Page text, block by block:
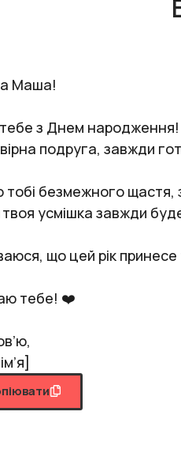
Маша!
з Днем народження!
подруга, завжди
безмежного щастя,
усмішка завжди
що цей рік
тебе! ❤️